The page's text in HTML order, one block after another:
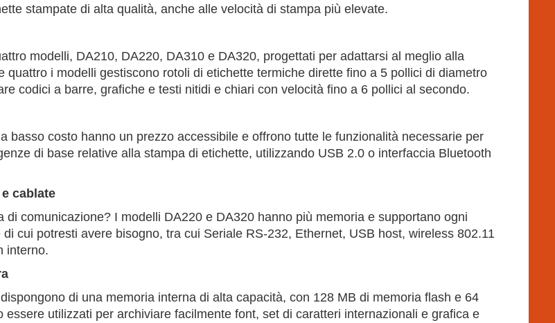
stampate di alta qualità, anche alle velocità di stampa più elevate.
modelli, DA210, DA220, DA310 e DA320, progettati per adattarsi al meglio alla
quattro i modelli gestiscono rotoli di etichette termiche dirette fino a 5 pollici di diametro
codici a barre, grafiche e testi nitidi e chiari con velocità fino a 6 pollici al secondo.
basso costo hanno un prezzo accessibile e offrono tutte le funzionalità necessarie per
di base relative alla stampa di etichette, utilizzando USB 2.0 o interfaccia Bluetooth
cablate
di comunicazione? I modelli DA220 e DA320 hanno più memoria e supportano ogni
cui potresti avere bisogno, tra cui Seriale RS-232, Ethernet, USB host, wireless 802.11
interno.
di una memoria interna di alta capacità, con 128 MB di memoria flash e 64
essere utilizzati per archiviare facilmente font, set di caratteri internazionali e grafica e